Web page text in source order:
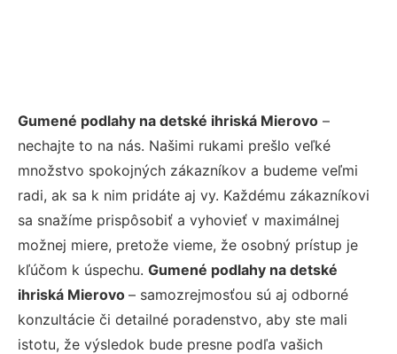
Gumené podlahy na detské ihriská Mierovo –
nechajte to na nás. Našimi rukami prešlo veľké
množstvo spokojných zákazníkov a budeme veľmi
radi, ak sa k nim pridáte aj vy. Každému zákazníkovi
sa snažíme prispôsobiť a vyhovieť v maximálnej
možnej miere, pretože vieme, že osobný prístup je
kľúčom k úspechu. Gumené podlahy na detské
ihriská Mierovo – samozrejmosťou sú aj odborné
konzultácie či detailné poradenstvo, aby ste mali
istotu, že výsledok bude presne podľa vašich